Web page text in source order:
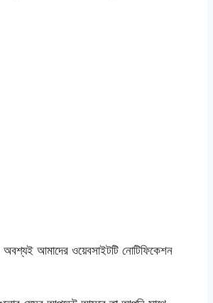
আমাদের ওয়েবসাইটটি নোটিফিকেশন